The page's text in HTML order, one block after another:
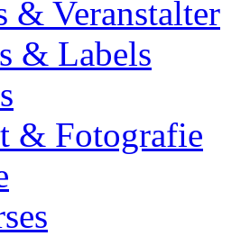
& Veranstalter
& Labels
& Fotografie